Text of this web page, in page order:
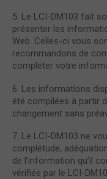
5. Le LCI-DM103 fait
présenter les
Web. Celles-ci vous
recommandons de
compléter votre
6. Les informations
été compilées à partir
changement sans
7. Le LCI-DM103 ne
complétude,
de l’information qu’il
vérifiée par le LCI-